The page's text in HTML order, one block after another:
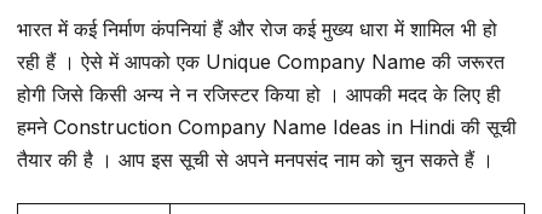
भारत में कई निर्माण कंपनियां हैं और रोज कई मुख्य धारा में शामिल भी हो
रही हैं । ऐसे में आपको एक Unique Company Name की जरूरत
होगी जिसे किसी अन्य ने न रजिस्टर किया हो । आपकी मदद के लिए ही
हमने Construction Company Name Ideas in Hindi की सूची
तैयार की है । आप इस सूची से अपने मनपसंद नाम को चुन सकते हैं ।